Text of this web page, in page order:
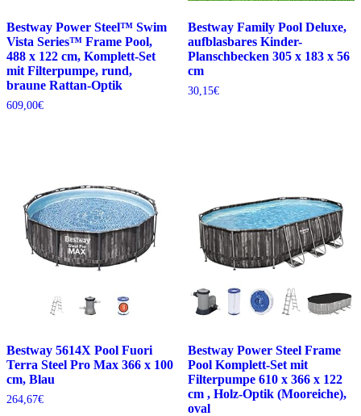
Bestway Power Steel™ Swim
Vista Series™ Frame Pool,
488 x 122 cm, Komplett-Set
mit Filterpumpe, rund,
braune Rattan-Optik
609,00€
Bestway Family Pool Deluxe,
aufblasbares Kinder-
Planschbecken 305 x 183 x 56
cm
30,15€
Bestway 5614X Pool Fuori
Terra Steel Pro Max 366 x 100
cm, Blau
264,67€
Bestway Power Steel Frame
Pool Komplett-Set mit
Filterpumpe 610 x 366 x 122
cm , Holz-Optik (Mooreiche),
oval